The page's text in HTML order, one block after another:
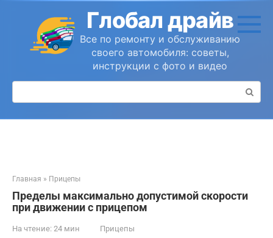
контенту
Глобал драйв
Все по ремонту и обслуживанию
своего автомобиля: советы,
инструкции с фото и видео
Поиск:
Главная » Прицепы
Пределы максимально допустимой скорости
при движении с прицепом
На чтение: 24 мин Прицепы